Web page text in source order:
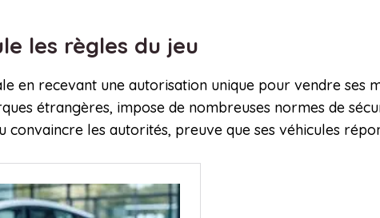
les règles du jeu
en recevant une autorisation unique pour vendre ses
étrangères, impose de nombreuses normes de
les autorités, preuve que ses véhicules